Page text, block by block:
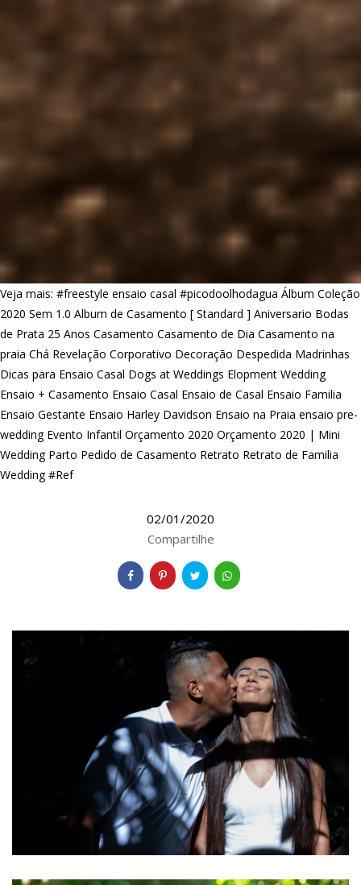
Veja mais: #freestyle ensaio casal #picodoolhodagua Álbum Coleção
2020 Sem 1.0 Album de Casamento [ Standard ] Aniversario Bodas
de Prata 25 Anos Casamento Casamento de Dia Casamento na
praia Chá Revelação Corporativo Decoração Despedida Madrinhas
Dicas para Ensaio Casal Dogs at Weddings Elopment Wedding
Ensaio + Casamento Ensaio Casal Ensaio de Casal Ensaio Familia
Ensaio Gestante Ensaio Harley Davidson Ensaio na Praia ensaio pre-
wedding Evento Infantil Orçamento 2020 Orçamento 2020 | Mini
Wedding Parto Pedido de Casamento Retrato Retrato de Familia
Wedding #Ref
02/01/2020
Compartilhe